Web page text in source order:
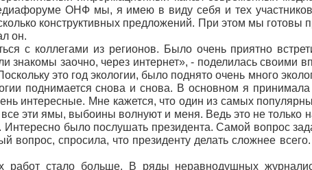
ОНФ мы, я имею в виду себя и тех
конструктивных предложений. При этом мы готовы
он.
с коллегами из регионов. Было очень приятно
знакомы заочно, через интернет», - поделилась своими
это год экологии, было поднято очень много
поднимается снова и снова. В основном я принимала
интересные. Мне кажется, что один из самых
эти ямы, выбоины волнуют и меня. Ведь это не только
было послушать президента. Самой вопрос
вопрос, спросила, что президенту делать сложнее
работ стало больше. В ряды неравнодушных